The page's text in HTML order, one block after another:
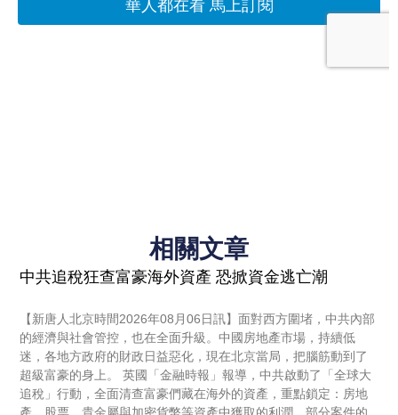
相關文章
中共追稅狂查富豪海外資產 恐掀資金逃亡潮
【新唐人北京時間2026年08月06日訊】面對西方圍堵，中共內部
的經濟與社會管控，也在全面升級。中國房地產市場，持續低
迷，各地方政府的財政日益惡化，現在北京當局，把腦筋動到了
超級富豪的身上。 英國「金融時報」報導，中共啟動了「全球大
追稅」行動，全面清查富豪們藏在海外的資產，重點鎖定：房地